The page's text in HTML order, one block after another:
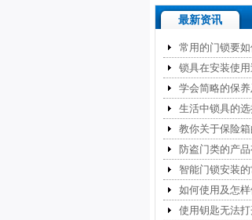
最新资讯
常用的门锁要
锁具在安装使
学会简略的保
生活中锁具的
教你关于保险
防盗门类的产
智能门锁安装
如何使用及怎
使用钥匙无法